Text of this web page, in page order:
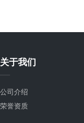
关于我们
公司介绍
荣誉资质